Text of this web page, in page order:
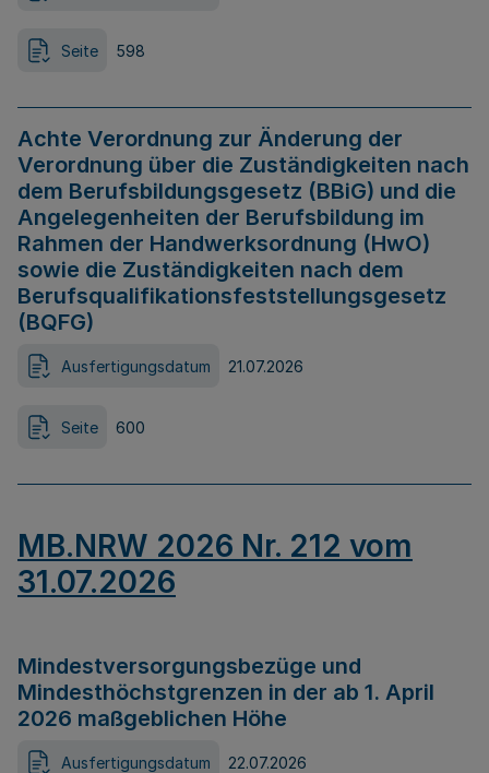
Seite 598
Achte Verordnung zur Änderung der
Verordnung über die Zuständigkeiten nach
dem Berufsbildungsgesetz (BBiG) und die
Angelegenheiten der Berufsbildung im
Rahmen der Handwerksordnung (HwO)
sowie die Zuständigkeiten nach dem
Berufsqualifikationsfeststellungsgesetz
(BQFG)
Ausfertigungsdatum 21.07.2026
Seite 600
MB.NRW 2026 Nr. 212 vom
31.07.2026
Mindestversorgungsbezüge und
Mindesthöchstgrenzen in der ab 1. April
2026 maßgeblichen Höhe
Ausfertigungsdatum 22.07.2026